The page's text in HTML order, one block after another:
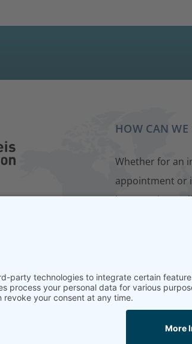
HOW CAN WE
Whether for an
appointment or
best way is to
CONTACT